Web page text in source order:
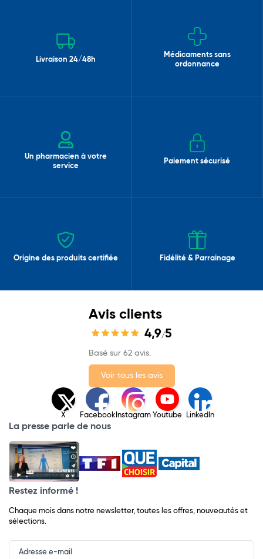
Livraison 24/48h
Médicaments sans
ordonnance
Un pharmacien à votre
service
Paiement sécurisé
Origine des produits certifiée Fidélité & Parrainage
Avis clients
4,9/5
Basé sur 62 avis.
Voir tous les avis
X Facebook Instagram Youtube LinkedIn
La presse parle de nous
Restez informé !
Chaque mois dans notre newsletter, toutes les offres, nouveautés et
sélections.
Input
Newsletter